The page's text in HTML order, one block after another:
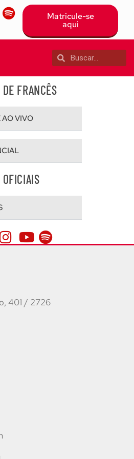
Matricule-se
aqui
DE FRANCÊS
VIVO
401 / 2726